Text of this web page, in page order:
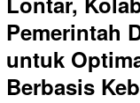
Pemerintah
untuk
Berbasis